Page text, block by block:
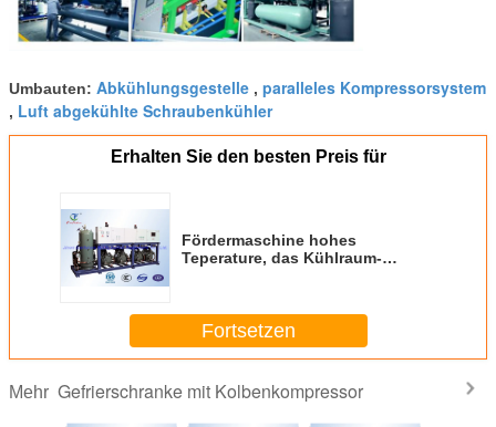
Umbauten: Abkühlungsgestelle , paralleles Kompressorsystem
, Luft abgekühlte Schraubenkühler
Erhalten Sie den besten Preis für
Fördermaschine hohes
Teperature, das Kühlraum-
Fortsetzen
Mehr Gefrierschranke mit Kolbenkompressor